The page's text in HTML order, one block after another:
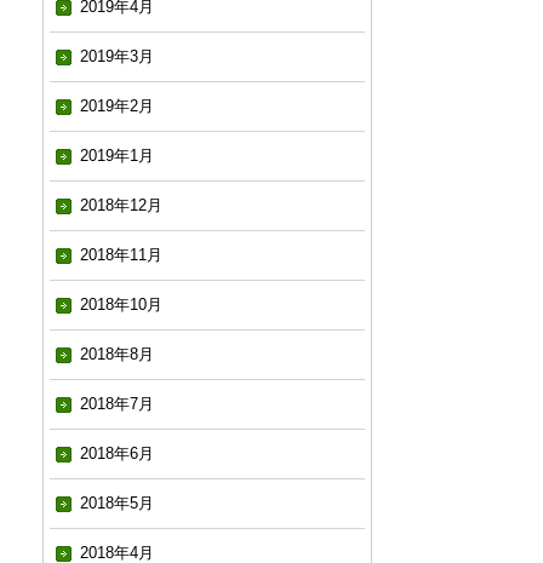
2019年4月
2019年3月
2019年2月
2019年1月
2018年12月
2018年11月
2018年10月
2018年8月
2018年7月
2018年6月
2018年5月
2018年4月